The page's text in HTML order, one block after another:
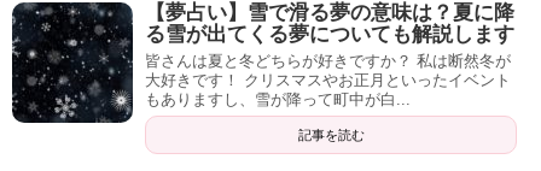
【夢占い】雪で滑る夢の意味は？夏に降
る雪が出てくる夢についても解説します
皆さんは夏と冬どちらが好きですか？ 私は断然冬が
大好きです！ クリスマスやお正月といったイベント
もありますし、雪が降って町中が白...
記事を読む